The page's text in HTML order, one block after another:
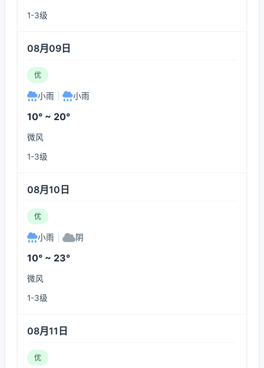
1-3级
08月09日
优
小雨 小雨
10° ~ 20°
微风
1-3级
08月10日
优
小雨 阴
10° ~ 23°
微风
1-3级
08月11日
优